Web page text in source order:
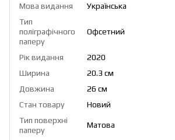
Мова видання
Українська
Тип
поліграфічного
паперу
Офсетний
Рік видання
2020
Ширина
20.3 см
Довжина
26 см
Стан товару
Новий
Тип поверхні
паперу
Матова